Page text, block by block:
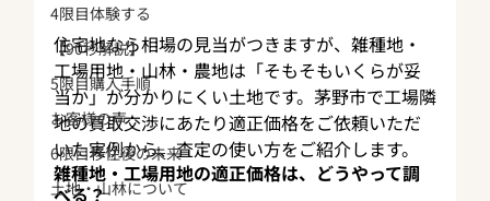
4限目体験する
【90秒解説】
5限目購入手順
お客様の声
6限目移住後の未来
土地・山林について
住宅地なら相場の見当がつきますが、雑種地・
工場用地・山林・農地は「そもそもいくらが妥
当か」が分かりにくい土地です。茅野市で工場隣
地の買取交渉にあたり適正価格をご依頼いただ
いた実例から、査定の使い方をご紹介します。
雑種地・工場用地の適正価格は、どうやって調
べる？